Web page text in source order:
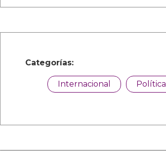
Categorías:
Internacional Política